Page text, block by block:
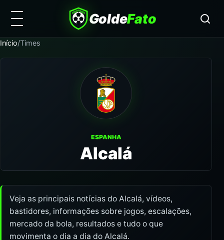
GoldeFato
Início/Times
ESPANHA
Alcalá
Veja as principais notícias do Alcalá, vídeos,
bastidores, informações sobre jogos, escalações,
mercado da bola, resultados e tudo o que
movimenta o dia a dia do Alcalá.